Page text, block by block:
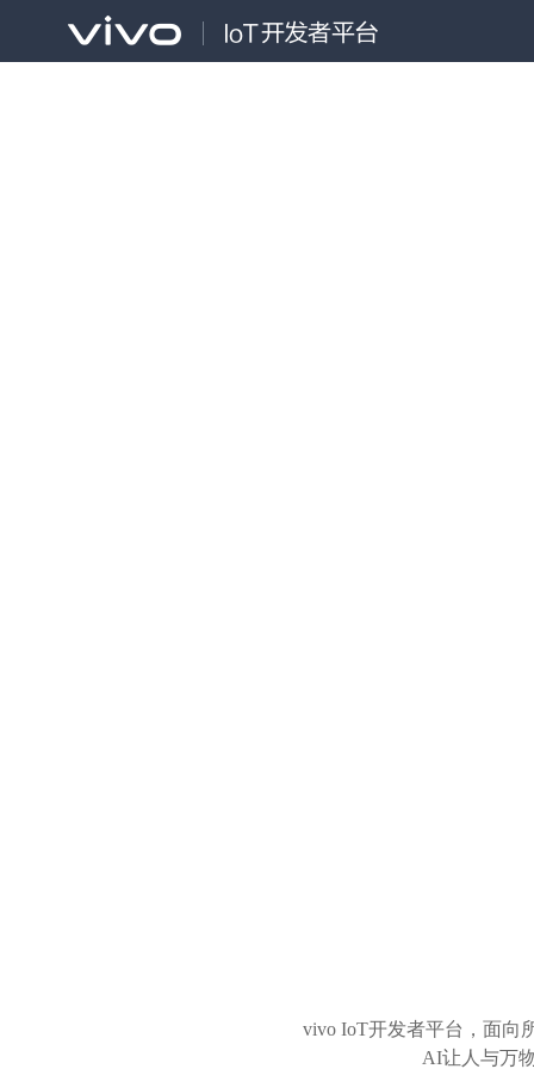
vivo IoT开发者平台，面向
AI让人与万